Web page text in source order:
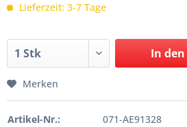
Lieferzeit: 3-7 Tage
In den
Merken
Artikel-Nr.:
071-AE91328